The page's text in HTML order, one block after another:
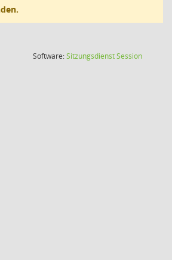
Software:SitzungsdienstSession(Wird in